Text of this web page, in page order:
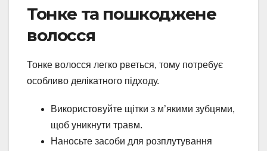
Тонке та пошкоджене
волосся
Тонке волосся легко рветься, тому потребує
особливо делікатного підходу.
Використовуйте щітки з м’якими зубцями,
щоб уникнути травм.
Наносьте засоби для розплутування